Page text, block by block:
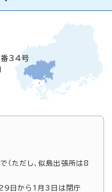
番34号
ただし、似島出張所は8
日から1月3日は閉庁